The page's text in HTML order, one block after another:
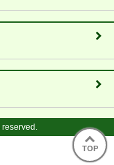
TOP